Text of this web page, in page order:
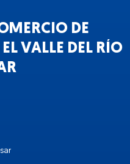
DE
VALLE DEL RÍO